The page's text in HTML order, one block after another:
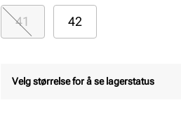
41 42
Velg størrelse for å se lagerstatus